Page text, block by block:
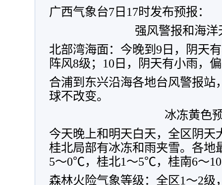
广西气象台7日17时发布预报：
强风警报和海洋
北部湾海面：今晚到9日，阴天
阵风8级；10日，阴天有小雨，
合浦到东兴沿海各地台风警报站
球不改变。
冰冻黄色
今天晚上和明天白天，全区阴天
桂北局部有冰冻和雨夹雪。各地
5～0℃，桂北1～5℃，桂南6～
森林火险气象等级：全区1～2级